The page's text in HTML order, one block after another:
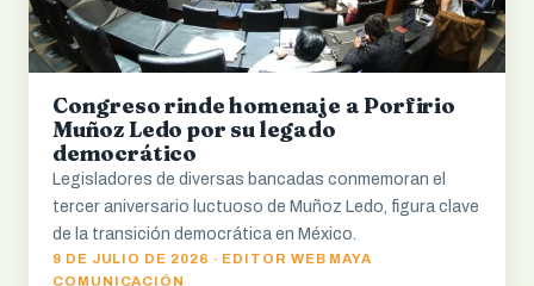
Congreso rinde homenaje a Porfirio
Muñoz Ledo por su legado
democrático
Legisladores de diversas bancadas conmemoran el
tercer aniversario luctuoso de Muñoz Ledo, figura clave
de la transición democrática en México.
9 DE JULIO DE 2026 · EDITOR WEB MAYA
COMUNICACIÓN